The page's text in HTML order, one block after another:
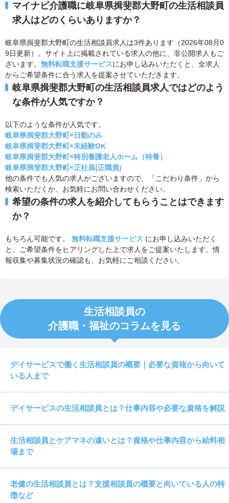
マイナビ介護職に岐阜県揖斐郡大野町の生活相談員
求人はどのくらいありますか？
岐阜県揖斐郡大野町の生活相談員求人は3件あります（2026年08月0
9日更新）。サイト上に掲載されている求人の他に、非公開求人もご
ざいます。 無料転職支援サービスにお申し込みいただくと、全求人
からご希望条件に合う求人を提案させていただきます。
岐阜県揖斐郡大野町の生活相談員求人ではどのよう
な条件が人気ですか？
以下のような条件が人気です。
岐阜県揖斐郡大野町×日勤のみ
岐阜県揖斐郡大野町×未経験OK
岐阜県揖斐郡大野町×特別養護老人ホーム（特養）
岐阜県揖斐郡大野町×正社員(正職員)
他の条件でも人気の求人がございますので、「こだわり条件」から
検索いただくか、お気軽にお問い合わせください。
希望の条件の求人を紹介してもらうことはできます
か？
もちろん可能です。 無料転職支援サービス にお申し込みいただく
と、ご希望条件をヒアリングした上で求人をご提案いたします。情
報収集や募集状況の確認も、お気軽にご相談ください。
生活相談員の
介護職・福祉のコラムを見る
デイサービスで働く生活相談員の概要｜必要な資格から向いて
いる人まで
デイサービスの生活相談員とは？仕事内容や必要な資格を解説
生活相談員とケアマネの違いとは？資格や仕事内容から給料相
場まで
老健の生活相談員とは？支援相談員の概要と向いている人の特
徴など